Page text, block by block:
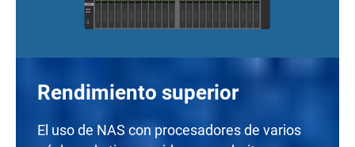
Rendimiento superior
El uso de NAS con procesadores de varios